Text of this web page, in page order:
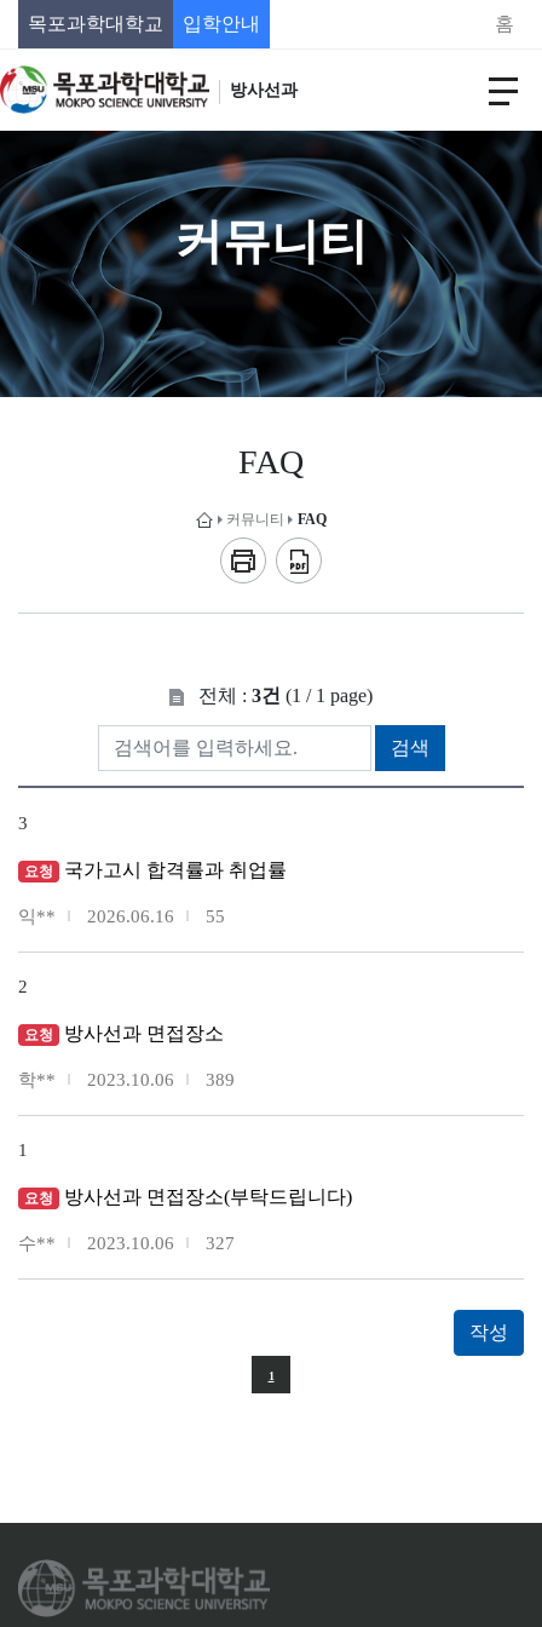
목포과학대학교 입학안내 홈
방사선과
커뮤니티
FAQ
커뮤니티 FAQ
전체 : 3건 (1 / 1 page)
검색
3
요청 국가고시 합격률과 취업률
익** 2026.06.16 55
2
요청 방사선과 면접장소
학** 2023.10.06 389
1
요청 방사선과 면접장소(부탁드립니다)
수** 2023.10.06 327
작성
1